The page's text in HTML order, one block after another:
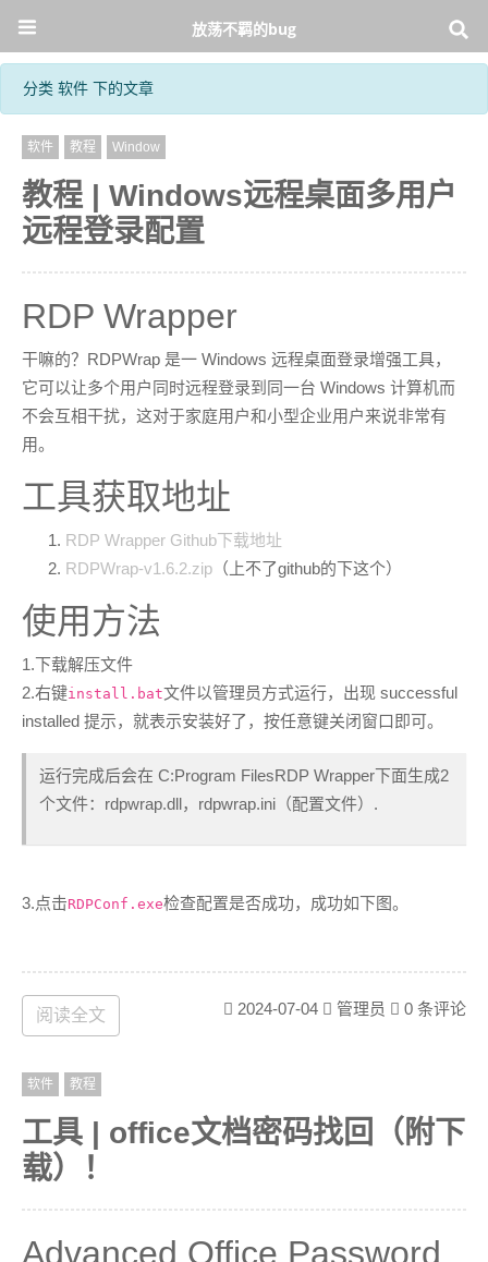
放荡不羁的bug
分类 软件 下的文章
软件 教程 Window
教程 | Windows远程桌面多用户
远程登录配置
RDP Wrapper
干嘛的？RDPWrap 是一 Windows 远程桌面登录增强工具，
它可以让多个用户同时远程登录到同一台 Windows 计算机而
不会互相干扰，这对于家庭用户和小型企业用户来说非常有
用。
工具获取地址
RDP Wrapper Github下载地址
RDPWrap-v1.6.2.zip （上不了github的下这个）
使用方法
1.下载解压文件
2.右键install.bat文件以管理员方式运行，出现 successful
installed 提示，就表示安装好了，按任意键关闭窗口即可。
运行完成后会在 C:Program FilesRDP Wrapper下面生成2
个文件：rdpwrap.dll，rdpwrap.ini（配置文件）.
3.点击RDPConf.exe检查配置是否成功，成功如下图。
会出现的问题
内部版本。
2.RDPConf.exe中出现红字的[not supported]提示，此提示
代表不能成功配置，主要原因是
C:\Program Files\RDP
阅读全文 2024-07-04 管理员 0 条评论
软件 教程
工具 | office文档密码找回（附下
载）！
Advanced Office Password